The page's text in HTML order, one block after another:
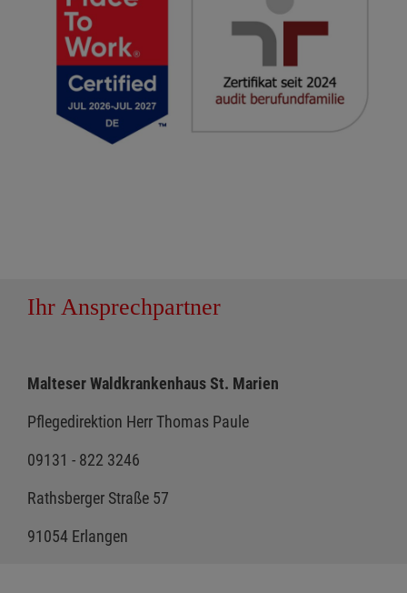
Ihr Ansprechpartner
Malteser Waldkrankenhaus St. Marien
Pflegedirektion Herr Thomas Paule
09131 - 822 3246
Rathsberger Straße 57
91054 Erlangen